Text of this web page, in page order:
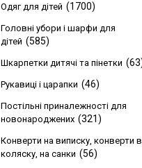
Одяг для дітей 1700
Головні убори і шарфи для
дітей
585
Шкарпетки дитячі та пінетки 63
Рукавиці і царапки 46
Постільні приналежності для
новонароджених
321
Конверти на виписку, конверти в
коляску, на санки
56